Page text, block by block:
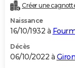
Créer une
Naissance
16/10/1932 à
Décès
06/10/2022 à